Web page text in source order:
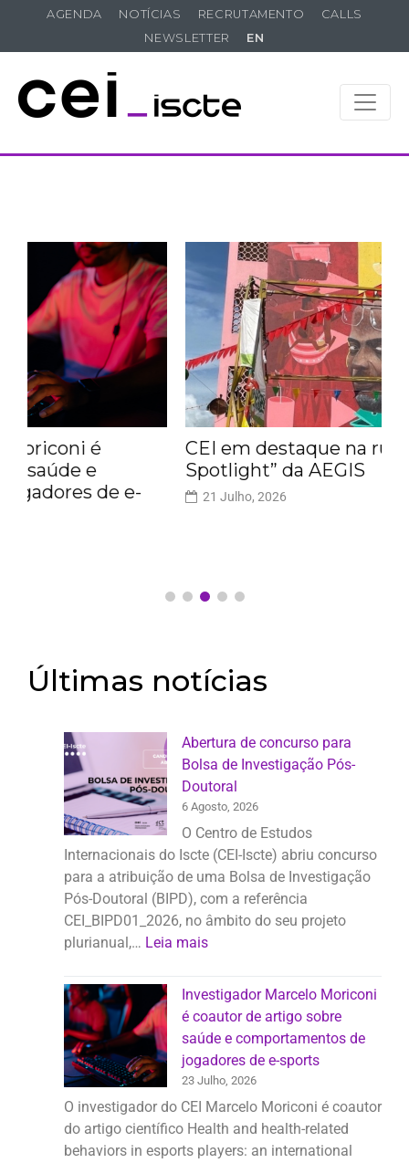
AGENDA NOTÍCIAS RECRUTAMENTO
CALLS
NEWSLETTER
EN
CEI em destaque na rúbrica “In the
Spotlight” da AEGIS
21 Julho, 2026
Últimas notícias
Abertura de concurso para
Bolsa de Investigação Pós-
Doutoral
6 Agosto, 2026
O Centro de Estudos
Internacionais do Iscte (CEI-Iscte) abriu concurso
para a atribuição de uma Bolsa de Investigação
Pós-Doutoral (BIPD), com a referência
CEI_BIPD01_2026, no âmbito do seu projeto
plurianual,… Leia mais
Investigador Marcelo Moriconi
é coautor de artigo sobre
saúde e comportamentos de
jogadores de e-sports
23 Julho, 2026
O investigador do CEI Marcelo Moriconi é coautor
do artigo científico Health and health-related
behaviors in esports players: an international